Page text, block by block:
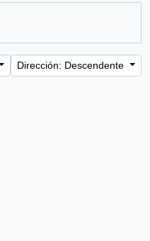
Dirección: Descendente